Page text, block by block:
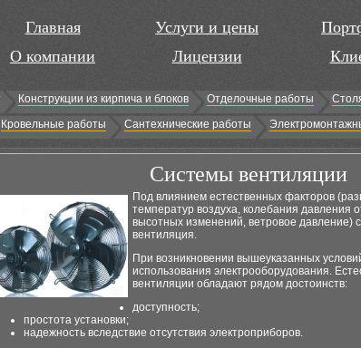
Главная
О компании
Услуги и цены
Лицензии
Конструкции из кирпича и блоков Отделочные работы
Кровельные работы Сантехнические работы
Системы вентиляции
Под влиянием естественных факторов
температур воздуха, колебания давления
высотных изменений, ветровое давление)
вентиляция.
При возникновении вышеуказанных
использования электрооборудования.
вентиляции обладают рядом достоинств:
доступность;
простота установки;
надежность вследствие отсутствия электроприборов.